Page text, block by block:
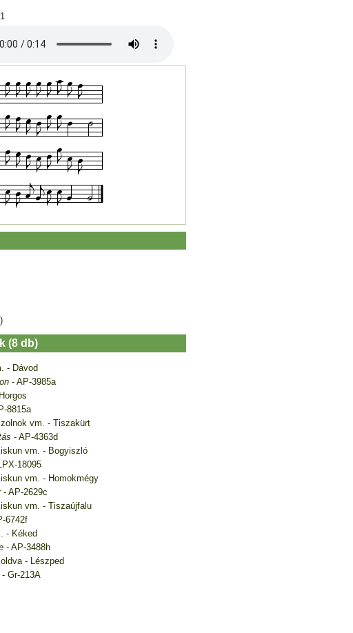
(8 db)
- Dávod
- AP-3985a
8815a
vm. - Tiszakürt
- AP-4363d
vm. - Bogyiszló
18095
vm. - Homokmégy
- AP-2629c
vm. - Tiszaújfalu
6742f
- Kéked
- AP-3488h
- Lészped
- Gr-213A